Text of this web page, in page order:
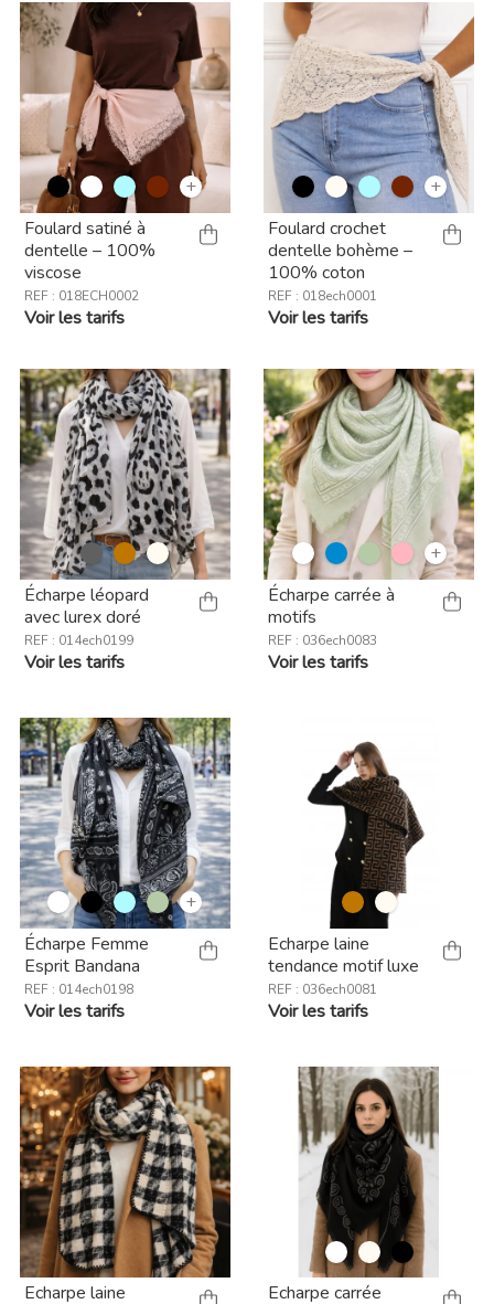
+
Foulard satiné à
dentelle – 100%
viscose
REF : 018ECH0002
Voir les tarifs
+
Foulard crochet
dentelle bohème –
100% coton
REF : 018ech0001
Voir les tarifs
Écharpe léopard
avec lurex doré
REF : 014ech0199
Voir les tarifs
+
Écharpe carrée à
motifs
REF : 036ech0083
Voir les tarifs
+
Écharpe Femme
Esprit Bandana
REF : 014ech0198
Voir les tarifs
Echarpe laine
tendance motif luxe
REF : 036ech0081
Voir les tarifs
Echarpe laine
Echarpe carrée